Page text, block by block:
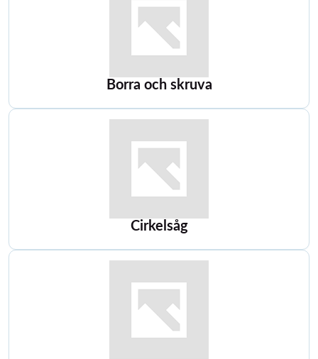
Borra och skruva
Cirkelsåg